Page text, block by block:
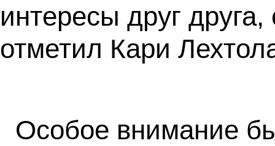
интересы друг
отметил Кари
Особое внимание